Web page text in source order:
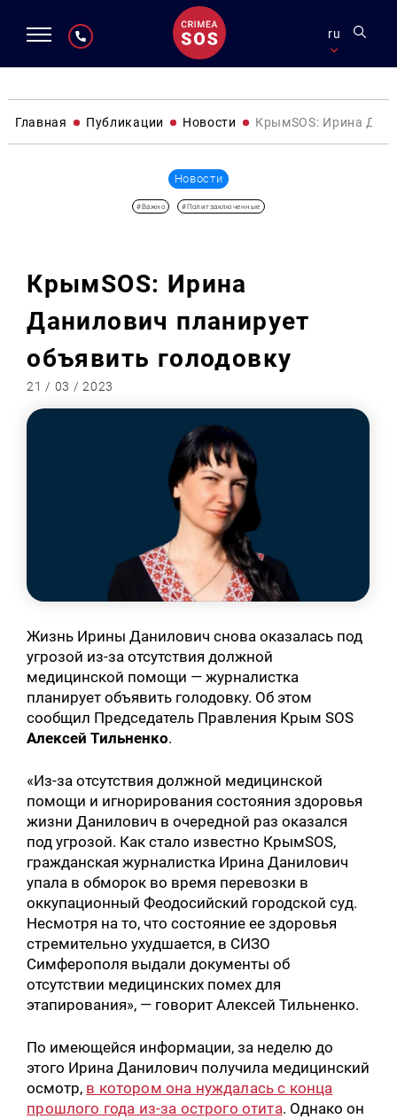
ru
Главная Публикации Новости КрымSOS: Ирина
Новости
#Важно #Политзаключенные
КрымSOS: Ирина
Данилович планирует
объявить голодовку
21 / 03 / 2023
Жизнь Ирины Данилович снова оказалась под
угрозой из-за отсутствия должной
медицинской помощи — журналистка
планирует объявить голодовку. Об этом
сообщил Председатель Правления Крым SOS
Алексей Тильненко.
«Из-за отсутствия должной медицинской
помощи и игнорирования состояния здоровья
жизни Данилович в очередной раз оказался
под угрозой. Как стало известно КрымSOS,
гражданская журналистка Ирина Данилович
упала в обморок во время перевозки в
оккупационный Феодосийский городской суд.
Несмотря на то, что состояние ее здоровья
стремительно ухудшается, в СИЗО
Симферополя выдали документы об
отсутствии медицинских помех для
этапирования», — говорит Алексей Тильненко.
По имеющейся информации, за неделю до
этого Ирина Данилович получила медицинский
осмотр, в котором она нуждалась с конца
прошлого года из-за острого отита. Однако он